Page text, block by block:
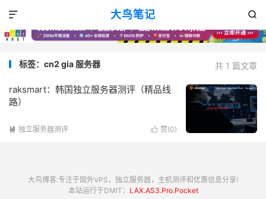
大鸟笔记 

共 1 篇文章
标签：cn2 gia 服务器
raksmart：韩国独立服务器测评（精品线
路）
 赞(0)
 独立服务器测评
大鸟博客:专注于国外VPS，独立服务器，主机测评和优惠信息分享!
本站运行于DMIT： LAX.AS3.Pro.Pocket